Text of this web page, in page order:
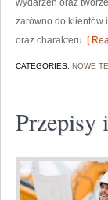
wydarzeń oraz
zarówno do klientów
oraz charakteru [
CATEGORIES: NOWE
Przepisy